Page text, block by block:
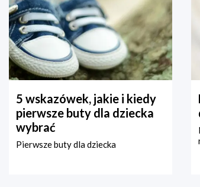
5 wskazówek, jakie i kiedy
pierwsze buty dla dziecka
wybrać
Pierwsze buty dla dziecka